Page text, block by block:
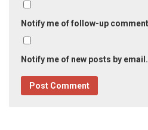
Notify me of follow-up
Notify me of new posts by email.